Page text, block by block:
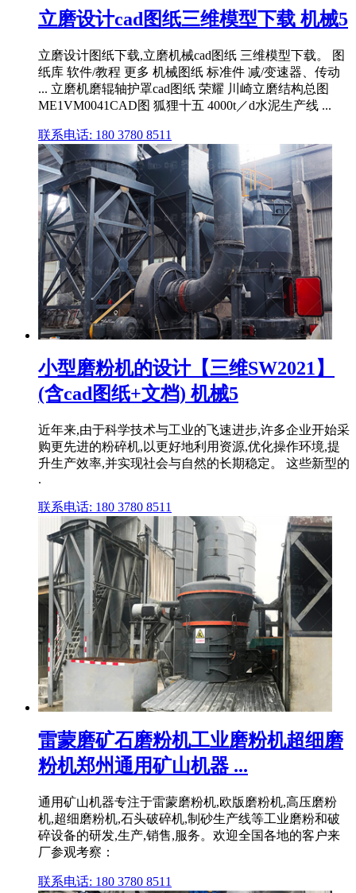
立磨设计cad图纸三维模型下载 机械5
立磨设计图纸下载,立磨机械cad图纸 三维模型下载。 图
纸库 软件/教程 更多 机械图纸 标准件 减/变速器、传动
... 立磨机磨辊轴护罩cad图纸 荣耀 川崎立磨结构总图
ME1VM0041CAD图 狐狸十五 4000t／d水泥生产线 ...
联系电话: 180 3780 8511
小型磨粉机的设计【三维SW2021】
(含cad图纸+文档) 机械5
近年来,由于科学技术与工业的飞速进步,许多企业开始采
购更先进的粉碎机,以更好地利用资源,优化操作环境,提
升生产效率,并实现社会与自然的长期稳定。 这些新型的
.
联系电话: 180 3780 8511
雷蒙磨矿石磨粉机工业磨粉机超细磨
粉机郑州通用矿山机器 ...
通用矿山机器专注于雷蒙磨粉机,欧版磨粉机,高压磨粉
机,超细磨粉机,石头破碎机,制砂生产线等工业磨粉和破
碎设备的研发,生产,销售,服务。欢迎全国各地的客户来
厂参观考察：
联系电话: 180 3780 8511